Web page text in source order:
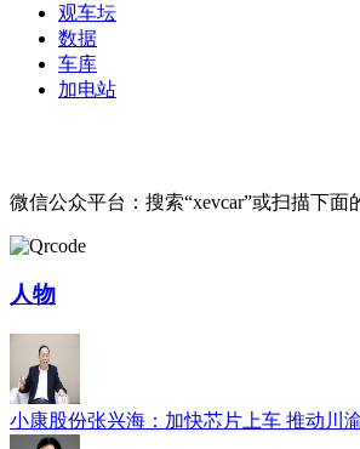
观车坛
数据
车库
加电站
微信公众平台：搜索“xevcar”或扫描下面
人物
小康股份张兴海：加快芯片上车 推动川